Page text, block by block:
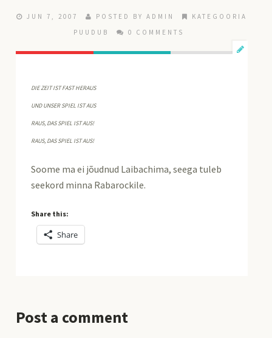
JUN 7, 2007 POSTED BY ADMIN
KATEGOORIA
PUUDUB
0 COMMENTS
DIE ZEIT IST FAST HERAUS
UND UNSER SPIEL IST AUS
RAUS, DAS SPIEL IST AUS!
RAUS, DAS SPIEL IST AUS!
Soome ma ei jõudnud Laibachima, seega tuleb
seekord minna Rabarockile.
Share this:
Share
Post a comment